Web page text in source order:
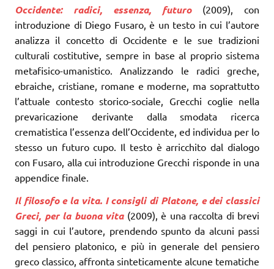
Occidente: radici, essenza, futuro
(2009), con
introduzione di Diego Fusaro, è un testo in cui l’autore
analizza il concetto di Occidente e le sue tradizioni
culturali costitutive, sempre in base al proprio sistema
metafisico-umanistico. Analizzando le radici greche,
ebraiche, cristiane, romane e moderne, ma soprattutto
l’attuale contesto storico-sociale, Grecchi coglie nella
prevaricazione derivante dalla smodata ricerca
crematistica l’essenza dell’Occidente, ed individua per lo
stesso un futuro cupo. Il testo è arricchito dal dialogo
con Fusaro, alla cui introduzione Grecchi risponde in una
appendice finale.
Il filosofo e la vita. I consigli di Platone, e dei classici
Greci, per la buona vita (2009), è una raccolta di brevi
saggi in cui l’autore, prendendo spunto da alcuni passi
del pensiero platonico, e più in generale del pensiero
greco classico, affronta sinteticamente alcune tematiche